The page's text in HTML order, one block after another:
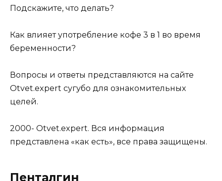
Подскажите, что делать?
Как влияет употребление кофе 3 в 1 во время
беременности?
Вопросы и ответы представляются на сайте
Otvet.expert сугубо для ознакомительных
целей.
2000- Otvet.expert. Вся информация
представлена «как есть», все права защищены.
Пенталгин